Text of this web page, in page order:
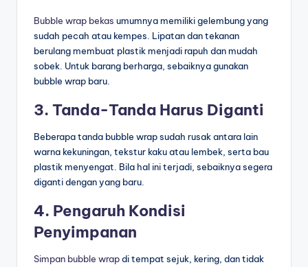
Bubble wrap bekas umumnya memiliki gelembung yang
sudah pecah atau kempes. Lipatan dan tekanan
berulang membuat plastik menjadi rapuh dan mudah
sobek. Untuk barang berharga, sebaiknya gunakan
bubble wrap baru.
3. Tanda-Tanda Harus Diganti
Beberapa tanda bubble wrap sudah rusak antara lain
warna kekuningan, tekstur kaku atau lembek, serta bau
plastik menyengat. Bila hal ini terjadi, sebaiknya segera
diganti dengan yang baru.
4. Pengaruh Kondisi
Penyimpanan
Simpan bubble wrapdi tempat sejuk, kering, dan tidak